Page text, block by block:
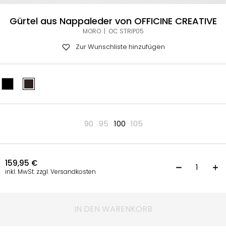
Gürtel aus Nappaleder von OFFICINE CREATIVE
MORO | OC STRIP05
Zur Wunschliste hinzufügen
90 95 100 105
159,95 €
inkl. MwSt. zzgl. Versandkosten
IN DEN WARENKORB